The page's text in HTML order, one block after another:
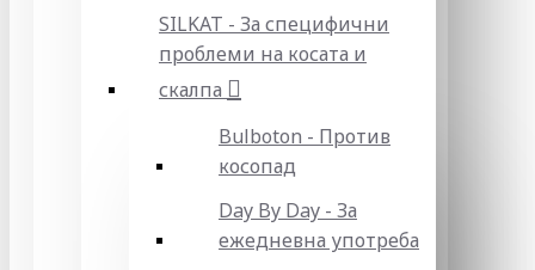
SILKAT - За специфични
проблеми на косата и
скалпа
Bulboton - Против
косопад
Day By Day - За
ежедневна употреба